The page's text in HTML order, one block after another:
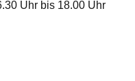
Uhr bis 18.00 Uhr